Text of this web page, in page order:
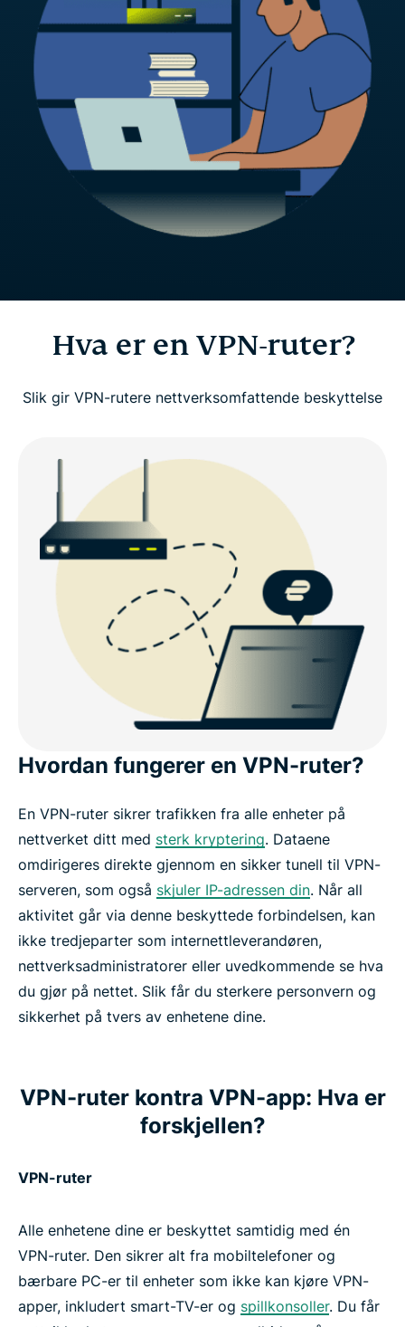
Hva er en VPN-ruter?
Slik gir VPN-rutere nettverksomfattende beskyttelse
Hvordan fungerer en VPN-ruter?
En VPN-ruter sikrer trafikken fra alle enheter på
nettverket ditt med sterk kryptering. Dataene
omdirigeres direkte gjennom en sikker tunell til VPN-
serveren, som også skjuler IP-adressen din. Når all
aktivitet går via denne beskyttede forbindelsen, kan
ikke tredjeparter som internettleverandøren,
nettverksadministratorer eller uvedkommende se hva
du gjør på nettet. Slik får du sterkere personvern og
sikkerhet på tvers av enhetene dine.
VPN-ruter kontra VPN-app: Hva er
forskjellen?
VPN-ruter
Alle enhetene dine er beskyttet samtidig med én
VPN-ruter. Den sikrer alt fra mobiltelefoner og
bærbare PC-er til enheter som ikke kan kjøre VPN-
apper, inkludert smart-TV-er og spillkonsoller. Du får